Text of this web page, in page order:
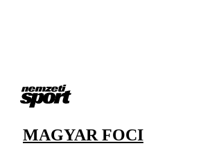
MAGYAR FOCI